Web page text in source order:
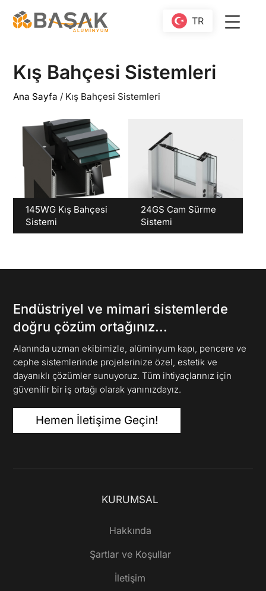
TR
Kış Bahçesi Sistemleri
Ana Sayfa / Kış Bahçesi Sistemleri
145WG Kış Bahçesi
Sistemi
24GS Cam Sürme
Sistemi
Endüstriyel ve mimari sistemlerde
doğru çözüm ortağınız...
Alanında uzman ekibimizle, alüminyum kapı, pencere ve
cephe sistemlerinde projelerinize özel, estetik ve
dayanıklı çözümler sunuyoruz. Tüm ihtiyaçlarınız için
güvenilir bir iş ortağı olarak yanınızdayız.
Hemen İletişime Geçin!
KURUMSAL
Hakkında
Şartlar ve Koşullar
İletişim